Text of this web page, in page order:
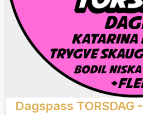
Dagspass TORSDAG -